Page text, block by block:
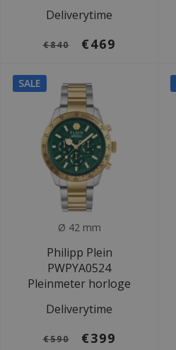
Deliverytime
€840 €469
SALE
Ø 42 mm
Philipp Plein
PWPYA0524
Pleinmeter horloge
Deliverytime
€590 €399